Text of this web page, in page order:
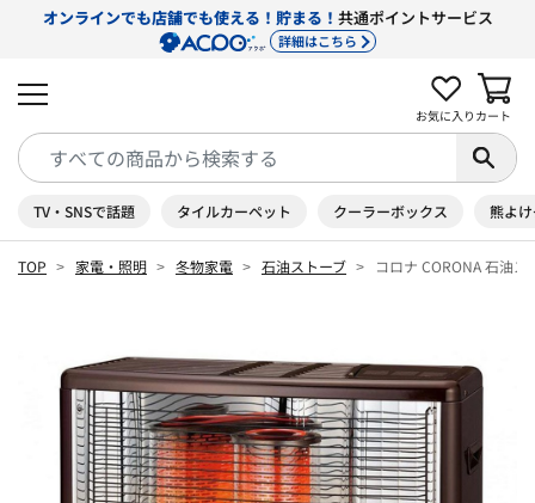
オンラインでも店舗でも使える！貯まる！ 共通ポイントサービス
詳細はこちら
お気に入り カート
TV・SNSで話題 タイルカーペット クーラーボックス 熊よ
TOP 家電・照明 冬物家電 石油ストーブ コロナ CORONA 石油ス